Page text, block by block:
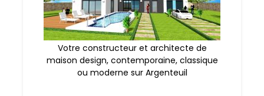
Votre constructeur et architecte de
maison design, contemporaine, classique
ou moderne sur Argenteuil